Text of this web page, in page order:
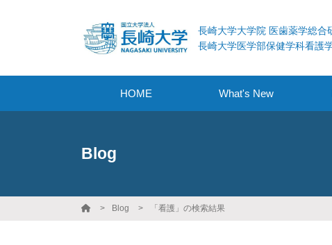
長崎大学大学院 医歯薬学総合
長崎大学医学部保健学科看護
HOME What's New
Blog
Blog 「看護」の検索結果